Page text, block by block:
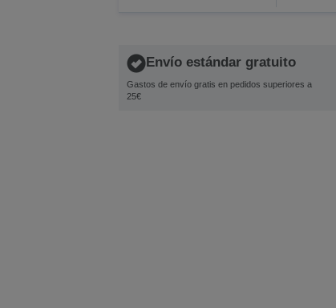
Envío estándar gratuito
Gastos de envío gratis en pedidos superiores a
25€